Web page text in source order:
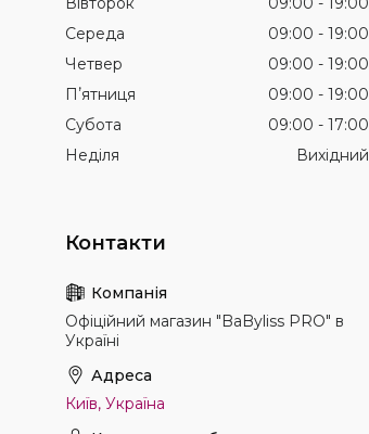
Середа
09:00
19:00
Четвер
09:00
19:00
Пʼятниця
09:00
19:00
Субота
09:00
17:00
Неділя
Вихідний
Офіційний магазин "BaByliss PRO" в
Україні
Київ, Україна